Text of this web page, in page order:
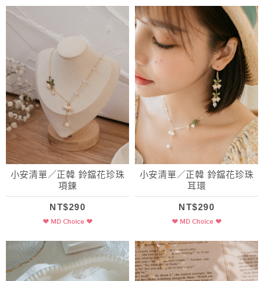
小安清單／正韓 鈴鐺花珍珠
項鍊
NT$290
小安清單／正韓 鈴鐺花珍珠
耳環
NT$290